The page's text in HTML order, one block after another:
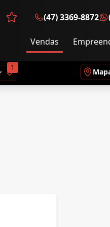
Favoritos (0 itens)
(47) 3369-8872
Vendas
1